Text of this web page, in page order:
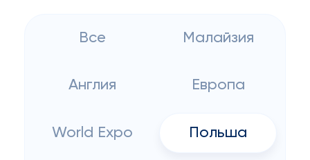
Все Малайзия
Англия Европа
World Expo Польша